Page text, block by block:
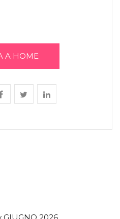
A HOME